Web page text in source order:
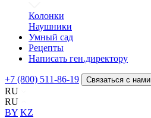
Колонки
Наушники
Умный сад
Рецепты
Написать ген.директору
+7 (800) 511-86-19 Связаться с нами
RU
RU
BY KZ